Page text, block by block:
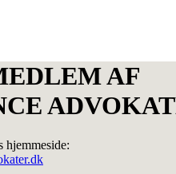
AF
hjemmeside: